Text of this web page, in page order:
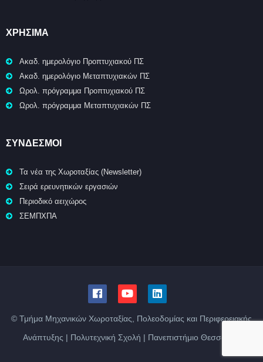
ΧΡΉΣΙΜΑ
Ακαδ. ημερολόγιο Προπτυχιακού ΠΣ
Ακαδ. ημερολόγιο Μεταπτυχιακών ΠΣ
Ωρολ. πρόγραμμα Προπτυχιακού ΠΣ
Ωρολ. πρόγραμμα Μεταπτυχιακών ΠΣ
ΣΥΝΔΕΣΜΟΙ
Τα νέα της Χωροταξίας (Newsletter)
Σειρά ερευνητικών εργασιών
Περιοδικό αειχώρος
ΣΕΜΠΧΠΑ
© Τμήμα Μηχανικών Χωροταξίας, Πολεοδομίας και Περιφερειακής
Ανάπτυξης | Πολυτεχνική Σχολή | Πανεπιστήμιο Θεσσαλίας